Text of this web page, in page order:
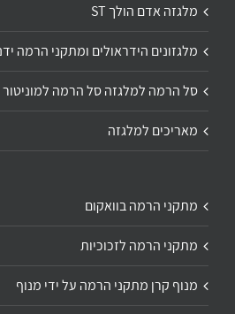
מלגזה אדם הולך ST
מלגזונים הידראולים ומתקני הרמה
סל הרמה למלגזה סל הרמה למוניטור
מאריכים למלגזה
מתקני הרמה בוואקום
מתקני הרמה לזכוכיות
מנוף קרן מתקני הרמה על ידי מנוף